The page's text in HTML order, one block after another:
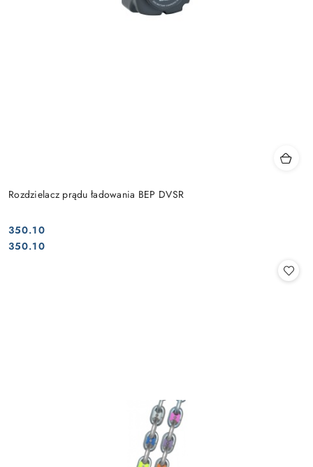
Rozdzielacz prądu ładowania BEP DVSR
Cena:
350.10
Cena:
350.10